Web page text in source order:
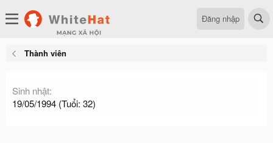
Đăng nhập
Thành viên
Sinh nhật
19/05/1994 (Tuổi: 32)